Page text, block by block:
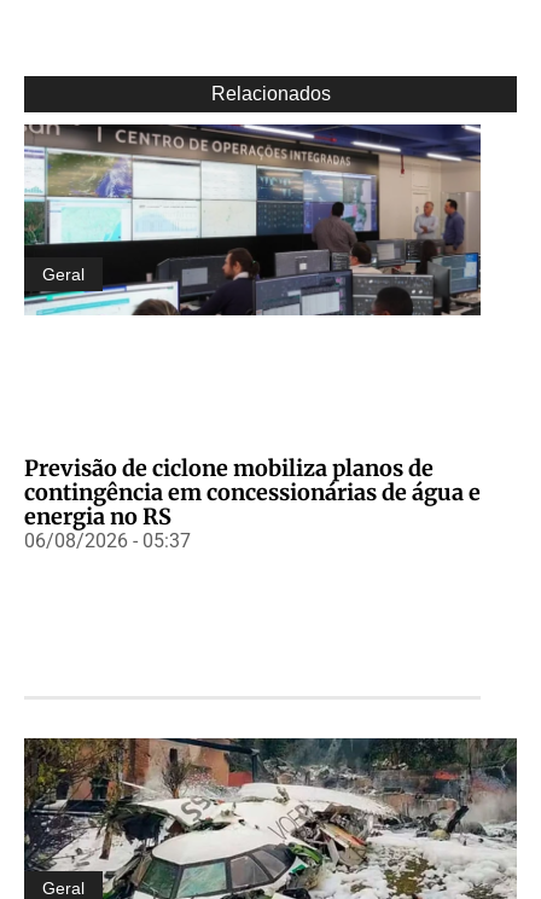
Relacionados
Geral
Previsão de ciclone mobiliza planos de
contingência em concessionárias de água e
energia no RS
06/08/2026 - 05:37
Geral